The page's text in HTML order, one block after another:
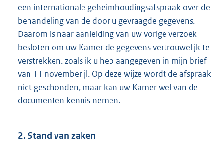
een internationale geheimhoudingsafspraak over de
behandeling van de door u gevraagde gegevens.
Daarom is naar aanleiding van uw vorige verzoek
besloten om uw Kamer de gegevens vertrouwelijk te
verstrekken, zoals ik u heb aangegeven in mijn brief
van 11 november jl. Op deze wijze wordt de afspraak
niet geschonden, maar kan uw Kamer wel van de
documenten kennis nemen.
2. Stand van zaken